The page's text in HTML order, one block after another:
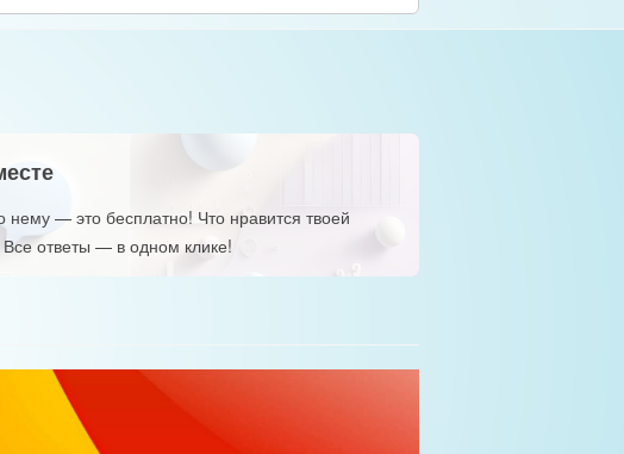
нему — это бесплатно! Что нравится твоей
Все ответы — в одном клике!